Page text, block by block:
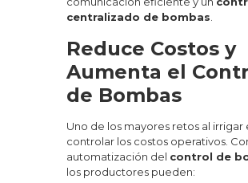
centralizado de bombas
Reduce Costos y
Aumenta el
de Bombas
Uno de los mayores retos al irrigar
controlar los costos operativos.
automatización del control de
los productores pueden: